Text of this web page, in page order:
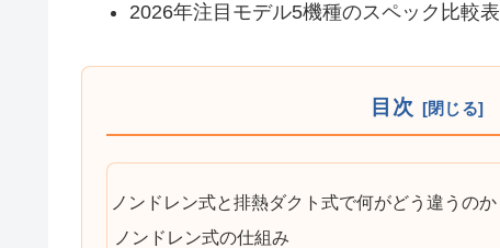
2026年注目モデル5機種のスペック比較表
目次
ノンドレン式と排熱ダクト式で何がどう違うのか
ノンドレン式の仕組み